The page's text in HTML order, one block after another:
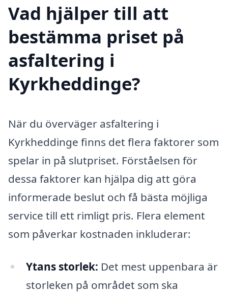
Vad hjälper till att
bestämma priset på
asfaltering i
Kyrkheddinge?
När du överväger asfaltering i
Kyrkheddinge finns det flera faktorer som
spelar in på slutpriset. Förståelsen för
dessa faktorer kan hjälpa dig att göra
informerade beslut och få bästa möjliga
service till ett rimligt pris. Flera element
som påverkar kostnaden inkluderar:
Ytans storlek: Det mest uppenbara är
storleken på området som ska